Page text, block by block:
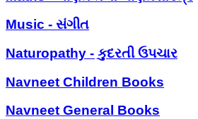
Music - સંગીત
Naturopathy - કુદરતી ઉપચાર
Navneet Children Books
Navneet General Books